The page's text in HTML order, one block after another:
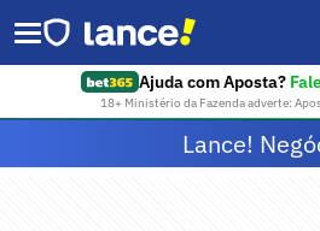
Ajuda com Aposta?
18+ Ministério da Fazenda adverte:
Lance!